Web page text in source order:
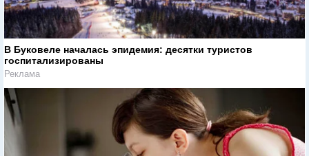
В Буковеле началась эпидемия: десятки туристов
госпитализированы
Реклама